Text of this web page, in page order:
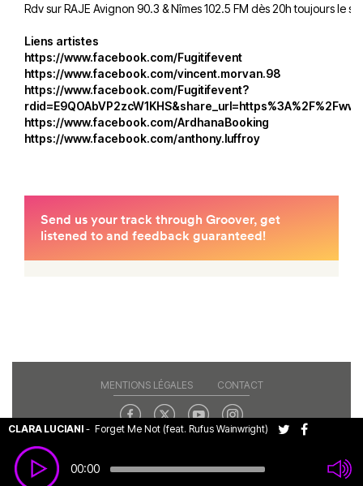
Rdv sur RAJE Avignon 90.3 & Nîmes 102.5 FM dès 20h toujours le
Liens artistes
https://www.facebook.com/Fugitifevent
https://www.facebook.com/vincent.morvan.98
https://www.facebook.com/Fugitifevent?
https://www.facebook.com/ArdhanaBooking
https://www.facebook.com/anthony.luffroy
00:00
CLARA LUCIANI - Forget Me Not (feat. Rufus Wainwright)
MENTIONS LÉGALES CONTACT